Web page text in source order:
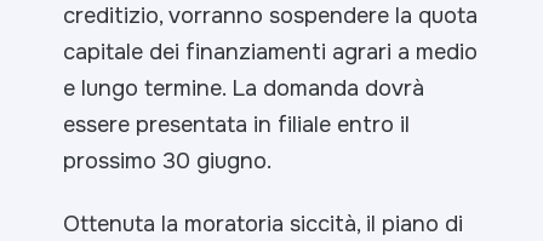
creditizio, vorranno sospendere la quota
capitale dei finanziamenti agrari a medio
e lungo termine. La domanda dovrà
essere presentata in filiale entro il
prossimo 30 giugno.
Ottenuta la moratoria siccità, il piano di